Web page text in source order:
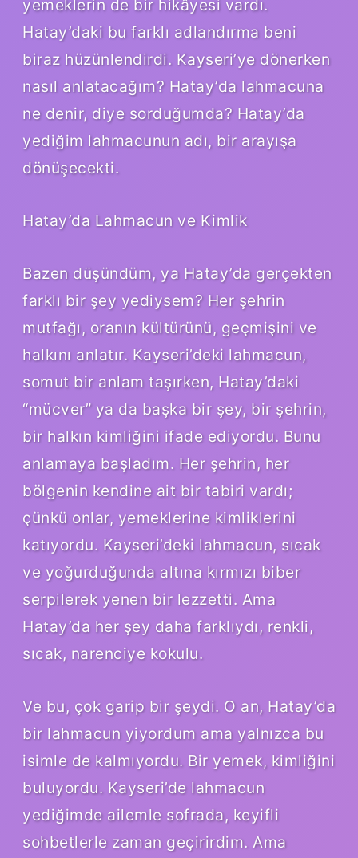
yemeklerin de bir hikâyesi vardı.
Hatay’daki bu farklı adlandırma beni
biraz hüzünlendirdi. Kayseri’ye dönerken
nasıl anlatacağım? Hatay’da lahmacuna
ne denir, diye sorduğumda? Hatay’da
yediğim lahmacunun adı, bir arayışa
dönüşecekti.
Hatay’da Lahmacun ve Kimlik
Bazen düşündüm, ya Hatay’da gerçekten
farklı bir şey yediysem? Her şehrin
mutfağı, oranın kültürünü, geçmişini ve
halkını anlatır. Kayseri’deki lahmacun,
somut bir anlam taşırken, Hatay’daki
“mücver” ya da başka bir şey, bir şehrin,
bir halkın kimliğini ifade ediyordu. Bunu
anlamaya başladım. Her şehrin, her
bölgenin kendine ait bir tabiri vardı;
çünkü onlar, yemeklerine kimliklerini
katıyordu. Kayseri’deki lahmacun, sıcak
ve yoğurduğunda altına kırmızı biber
serpilerek yenen bir lezzetti. Ama
Hatay’da her şey daha farklıydı, renkli,
sıcak, narenciye kokulu.
Ve bu, çok garip bir şeydi. O an, Hatay’da
bir lahmacun yiyordum ama yalnızca bu
isimle de kalmıyordu. Bir yemek, kimliğini
buluyordu. Kayseri’de lahmacun
yediğimde ailemle sofrada, keyifli
sohbetlerle zaman geçirirdim. Ama